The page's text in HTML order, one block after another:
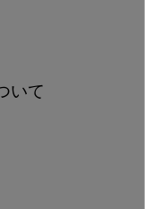
いて